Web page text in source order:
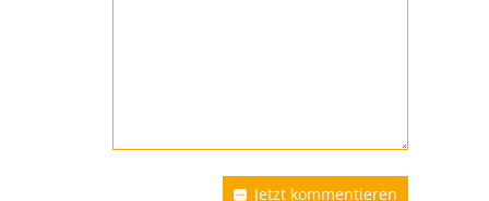
Jetzt kommentieren